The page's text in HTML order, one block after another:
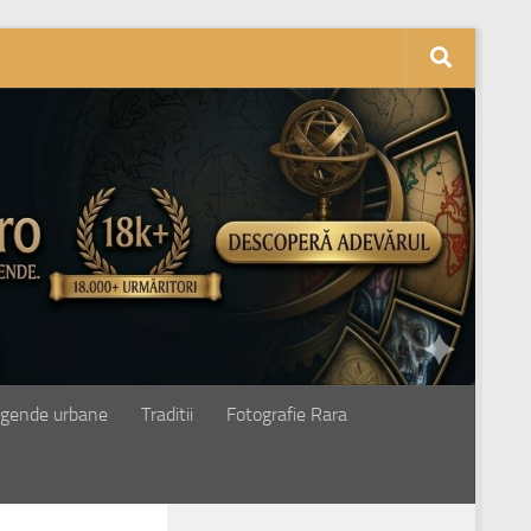
urbane Traditii Fotografie Rara